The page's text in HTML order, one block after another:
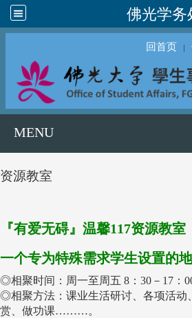
佛光学务
回首页 ｜
MENU
资源教室
『有爱无碍』温馨117资源教室
一个专为特殊需求学生设置的
◎相聚时间：周一至周五 8：30－17：00
◎相聚方法：课业生活研讨、各项活动
赏、做功课………。